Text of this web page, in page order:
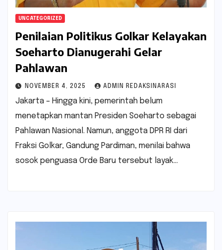
UNCATEGORIZED
Penilaian Politikus Golkar Kelayakan
Soeharto Dianugerahi Gelar
Pahlawan
NOVEMBER 4, 2025 ADMIN REDAKSINARASI
Jakarta – Hingga kini, pemerintah belum
menetapkan mantan Presiden Soeharto sebagai
Pahlawan Nasional. Namun, anggota DPR RI dari
Fraksi Golkar, Gandung Pardiman, menilai bahwa
sosok penguasa Orde Baru tersebut layak…